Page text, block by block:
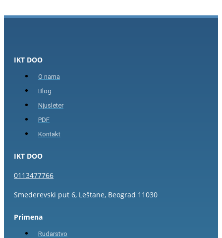
IKT DOO
O nama
Blog
Njusleter
PDF
Kontakt
IKT DOO
0113477766
Smederevski put 6, Leštane, Beograd 11030
Primena
Rudarstvo